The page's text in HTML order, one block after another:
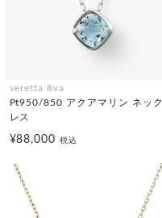
veretta 8va
Pt950/850 アクアマリン ネック
レス
¥88,000税込